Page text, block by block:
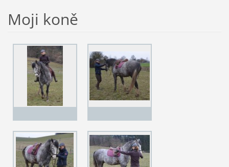
Moji koně